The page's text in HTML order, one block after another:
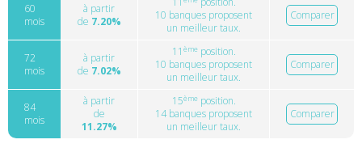
60
mois
à partir
de 7.20%
10 banques proposent
un meilleur taux.
Comparer
72
mois
à partir
de 7.02%
11 èmeposition.
10 banques proposent
un meilleur taux.
Comparer
84
mois
à partir
de
11.27%
15èmeposition.
14 banques proposent
un meilleur taux.
Comparer